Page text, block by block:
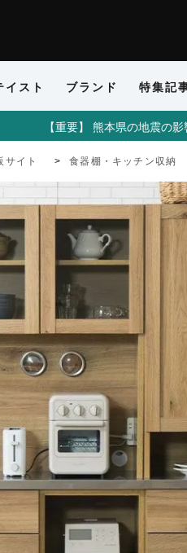
イスト ブランド 特集記
【重要】 熊本県の地震の
サイト 食器棚・キッチン収納